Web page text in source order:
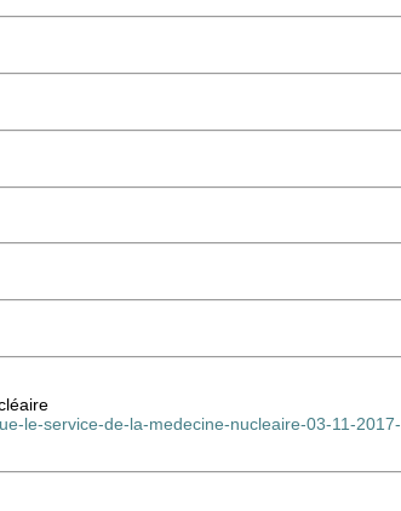
le-service-de-la-medecine-nucleaire-03-11-2017-